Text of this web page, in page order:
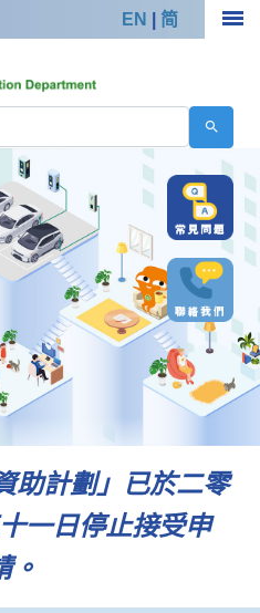
EN 简
助計劃」已於二零
一日停止接受申
。